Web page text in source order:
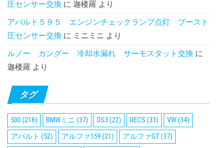
圧センサー交換 に 迦楼羅 より
アバルト５９５ エンジンチェックランプ点灯 ブースト
圧センサー交換 に ミニミニ より
ルノー カングー 冷却水漏れ サーモスタット交換 に
迦楼羅 より
タグ
500 (218) BMWミニ (37) DS3 (22) RECS (33) VW(34)
アバルト (52) アルファ159 (21) アルファGT(37)